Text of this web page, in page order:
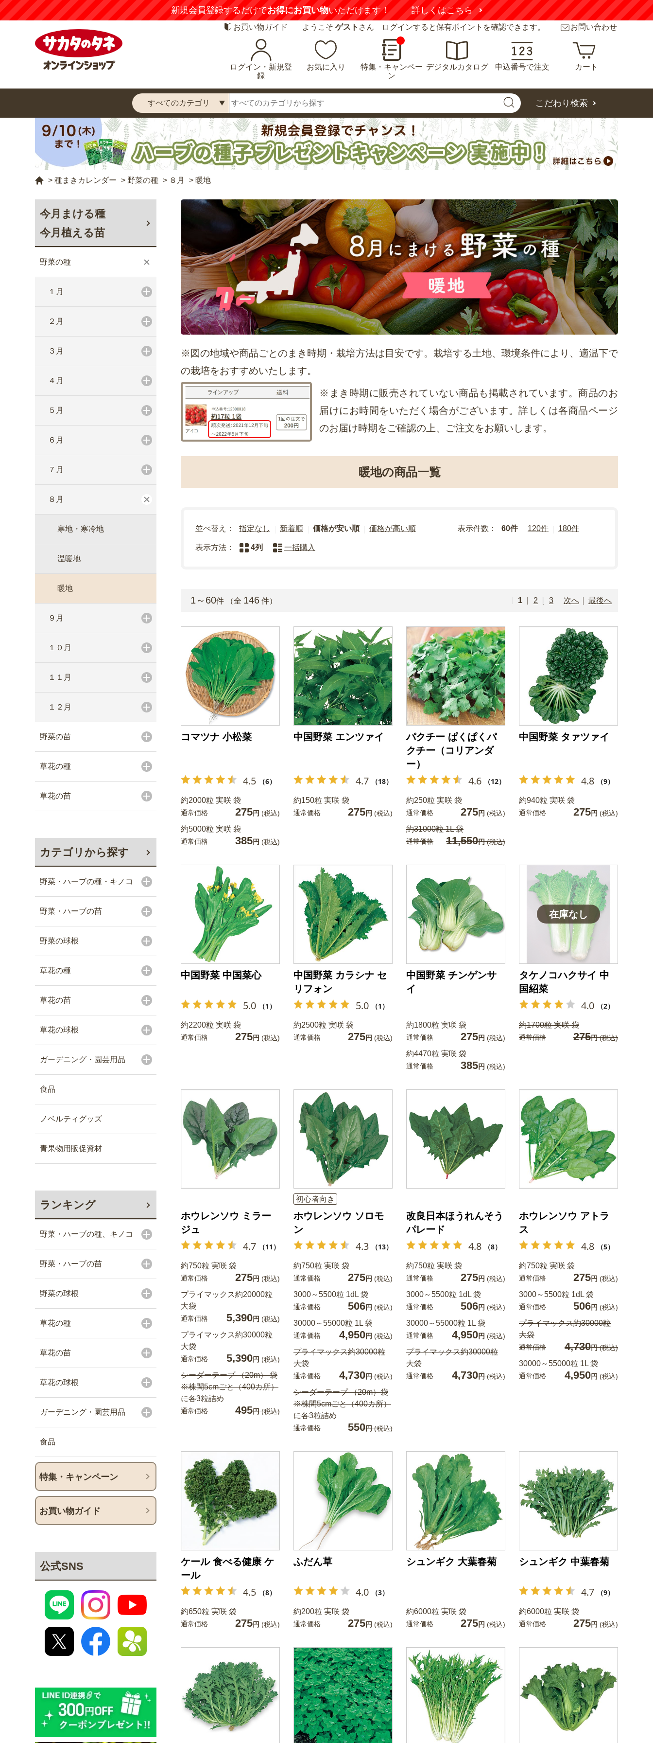
新規会員登録するだけでお得にお買い物いただけます！ 詳しくはこちら
お買い物ガイド ようこそ ゲスト さん ログインすると保有ポイントを確認できます。 お問い合わせ
ログイン・新規登
録
お気に入り
特集・キャンペー
ン
デジタルカタログ 申込番号で注文 カート
こだわり検索
> 種まきカレンダー > 野菜の種 > ８月 > 暖地
今月まける種
今月植える苗
野菜の種
１月
２月
３月
４月
５月
６月
７月
８月
寒地・寒冷地
温暖地
暖地
９月
１０月
１１月
１２月
野菜の苗
草花の種
草花の苗
カテゴリから探す
野菜・ハーブの種・キノコ
野菜・ハーブの苗
野菜の球根
草花の種
草花の苗
草花の球根
ガーデニング・園芸用品
食品
ノベルティグッズ
青果物用販促資材
ランキング
野菜・ハーブの種、キノコ
野菜・ハーブの苗
野菜の球根
草花の種
草花の苗
草花の球根
ガーデニング・園芸用品
食品
特集・キャンペーン
お買い物ガイド
公式SNS
※図の地域や商品ごとのまき時期・栽培方法は目安です。栽培する土地、環境条件により、適温下で
の栽培をおすすめいたします。
※まき時期に販売されていない商品も掲載されています。商品のお
届けにお時間をいただく場合がございます。詳しくは各商品ページ
のお届け時期をご確認の上、ご注文をお願いします。
暖地の商品一覧
並べ替え： 指定なし 新着順 価格が安い順 価格が高い順 表示件数： 60件 120件 180件
表示方法： 4列 一括購入
1～60件 （全 146 件） 1 2 3 次へ 最後へ
コマツナ 小松菜
4.5 （6）
約2000粒 実咲 袋
通常価格 275円 (税込)
約5000粒 実咲 袋
通常価格 385円 (税込)
中国野菜 エンツァイ
4.7 （18）
約150粒 実咲 袋
通常価格 275円 (税込)
パクチー ぱくぱくパ
クチー（コリアンダ
ー）
4.6 （12）
約250粒 実咲 袋
通常価格 275円 (税込)
約31000粒 1L 袋
通常価格 11,550円(税込)
中国野菜 タァツァイ
4.8 （9）
約940粒 実咲 袋
通常価格 275円 (税込)
中国野菜 中国菜心
5.0 （1）
約2200粒 実咲 袋
通常価格 275円 (税込)
中国野菜 カラシナ セ
リフォン
5.0 （1）
約2500粒 実咲 袋
通常価格 275円 (税込)
中国野菜 チンゲンサ
イ
約1800粒 実咲 袋
通常価格 275円 (税込)
約4470粒 実咲 袋
通常価格 385円 (税込)
タケノコハクサイ 中
国紹菜
4.0 （2）
約1700粒 実咲 袋
通常価格 275円(税込)
ホウレンソウ ミラー
ジュ
4.7 （11）
約750粒 実咲 袋
通常価格 275円 (税込)
プライマックス約20000粒
大袋
通常価格 5,390円 (税込)
プライマックス約30000粒
大袋
通常価格 5,390円 (税込)
シーダーテープ （20m） 袋
※株間5cmごと（400カ所）
に各3粒詰め
通常価格 495円(税込)
初心者向き
ホウレンソウ ソロモ
ン
4.3 （13）
約750粒 実咲 袋
通常価格 275円 (税込)
3000～5500粒 1dL 袋
通常価格 506円 (税込)
30000～55000粒 1L 袋
通常価格 4,950円 (税込)
プライマックス約30000粒
大袋
通常価格 4,730円(税込)
シーダーテープ （20m）袋
※株間5cmごと（400カ所）
に各3粒詰め
通常価格 550円(税込)
改良日本ほうれんそう
パレード
4.8 （8）
約750粒 実咲 袋
通常価格 275円 (税込)
3000～5500粒 1dL 袋
通常価格 506円 (税込)
30000～55000粒 1L 袋
通常価格 4,950円 (税込)
プライマックス約30000粒
大袋
通常価格 4,730円(税込)
ホウレンソウ アトラ
ス
4.8 （5）
約750粒 実咲 袋
通常価格 275円 (税込)
3000～5500粒 1dL 袋
通常価格 506円 (税込)
プライマックス約30000粒
大袋
通常価格 4,730円(税込)
30000～55000粒 1L 袋
通常価格 4,950円 (税込)
ケール 食べる健康 ケ
ール
4.5 （8）
約650粒 実咲 袋
通常価格 275円 (税込)
ふだん草
4.0 （3）
約200粒 実咲 袋
通常価格 275円 (税込)
シュンギク 大葉春菊
約6000粒 実咲 袋
通常価格 275円 (税込)
シュンギク 中葉春菊
4.7 （9）
約6000粒 実咲 袋
通常価格 275円 (税込)